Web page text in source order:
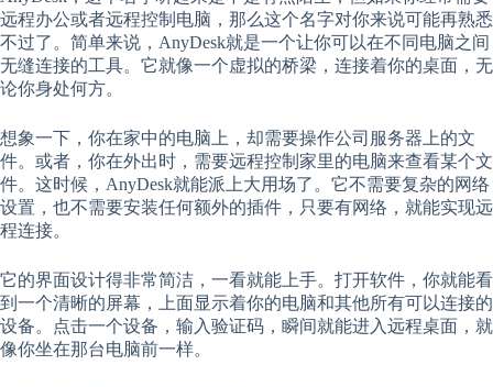
远程办公或者远程控制电脑，那么这个名字对你来说可能再熟悉
不过了。简单来说，AnyDesk就是一个让你可以在不同电脑之间
无缝连接的工具。它就像一个虚拟的桥梁，连接着你的桌面，无
论你身处何方。
想象一下，你在家中的电脑上，却需要操作公司服务器上的文
件。或者，你在外出时，需要远程控制家里的电脑来查看某个文
件。这时候，AnyDesk就能派上大用场了。它不需要复杂的网络
设置，也不需要安装任何额外的插件，只要有网络，就能实现远
程连接。
它的界面设计得非常简洁，一看就能上手。打开软件，你就能看
到一个清晰的屏幕，上面显示着你的电脑和其他所有可以连接的
设备。点击一个设备，输入验证码，瞬间就能进入远程桌面，就
像你坐在那台电脑前一样。